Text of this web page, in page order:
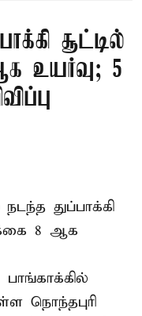
சூட்டில்
உயர்வு; 5
துப்பாக்கி
8 ஆக
நொந்தபுரி